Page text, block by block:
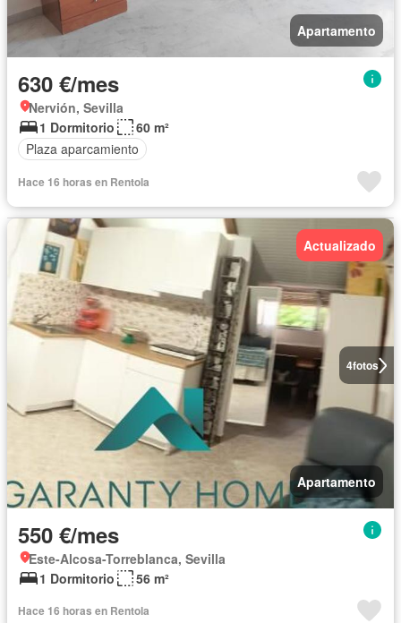
Apartamento
630 €/mes
Nervión, Sevilla
1 Dormitorio
60 m²
Plaza aparcamiento
Hace 16 horas en Rentola
4fotos
Actualizado
Apartamento
550 €/mes
Este-Alcosa-Torreblanca, Sevilla
1 Dormitorio
56 m²
Hace 16 horas en Rentola